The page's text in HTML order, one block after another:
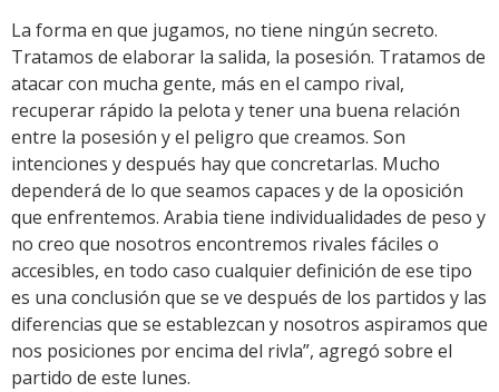
La forma en que jugamos, no tiene ningún secreto.
Tratamos de elaborar la salida, la posesión. Tratamos de
atacar con mucha gente, más en el campo rival,
recuperar rápido la pelota y tener una buena relación
entre la posesión y el peligro que creamos. Son
intenciones y después hay que concretarlas. Mucho
dependerá de lo que seamos capaces y de la oposición
que enfrentemos. Arabia tiene individualidades de peso y
no creo que nosotros encontremos rivales fáciles o
accesibles, en todo caso cualquier definición de ese tipo
es una conclusión que se ve después de los partidos y las
diferencias que se establezcan y nosotros aspiramos que
nos posiciones por encima del rivla”, agregó sobre el
partido de este lunes.